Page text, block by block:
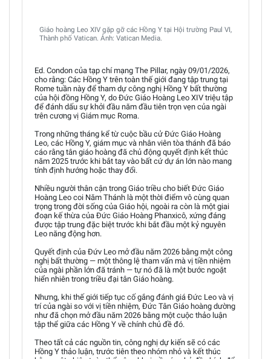
Giáo hoàng Leo XIV gặp gỡ các Hồng Y tại Hội trường Paul VI,
Thành phố Vatican. Ảnh: Vatican Media.
Ed. Condon của tạp chí mạng The Pillar, ngày 09/01/2026,
cho rằng: Các Hồng Y trên toàn thế giới đang tập trung tại
Rome tuần này để tham dự công nghị Hồng Y bất thường
của hội đồng Hồng Y, do Đức Giáo Hoàng Leo XIV triệu tập
để đánh dấu sự khởi đầu năm đầu tiên trọn vẹn của ngài
trên cương vị Giám mục Roma.
Trong những tháng kể từ cuộc bầu cử Đức Giáo Hoàng
Leo, các Hồng Y, giám mục và nhân viên tòa thánh đã báo
cáo rằng tân giáo hoàng đã chủ động quyết định kết thúc
năm 2025 trước khi bắt tay vào bất cứ dự án lớn nào mang
tính định hướng hoặc thay đổi.
Nhiều người thân cận trong Giáo triều cho biết Đức Giáo
Hoàng Leo coi Năm Thánh là một thời điểm vô cùng quan
trọng trong đời sống của Giáo hội, ngoài ra còn là một giai
đoạn kế thừa của Đức Giáo Hoàng Phanxicô, xứng đáng
được tập trung đặc biệt trước khi bắt đầu một kỷ nguyên
Leo năng động hơn.
Quyết định của Đứv Leo mở đầu năm 2026 bằng một công
nghị bất thường — một thông lệ tham vấn mà vị tiền nhiệm
của ngài phần lớn đã tránh — tự nó đã là một bước ngoặt
hiển nhiên trong triều đại tân Giáo hoàng.
Nhưng, khi thế giới tiếp tục cố gắng đánh giá Đức Leo và vị
trí của ngài so với vị tiền nhiệm, Đức Tân Giáo hoàng dường
như đã chọn mở đầu năm 2026 bằng một cuộc thảo luận
tập thể giữa các Hồng Y về chính chủ đề đó.
Theo tất cả các nguồn tin, công nghị dự kiến sẽ có các
Hồng Y thảo luận, trước tiên theo nhóm nhỏ và kết thúc